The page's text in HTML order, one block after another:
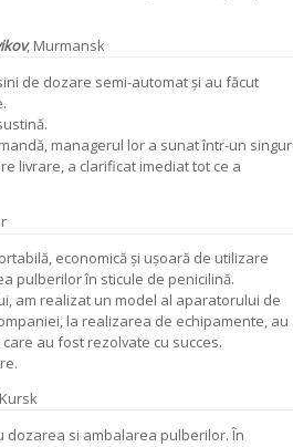
, Murmansk
de dozare semi-automat și au făcut
managerul lor a sunat într-un singur
livrare, a clarificat imediat tot ce a
economică și ușoară de utilizare
pulberilor în sticule de penicilină.
am realizat un model al aparatorului de
la realizarea de echipamente, au
au fost rezolvate cu succes.
dozarea si ambalarea pulberilor. În